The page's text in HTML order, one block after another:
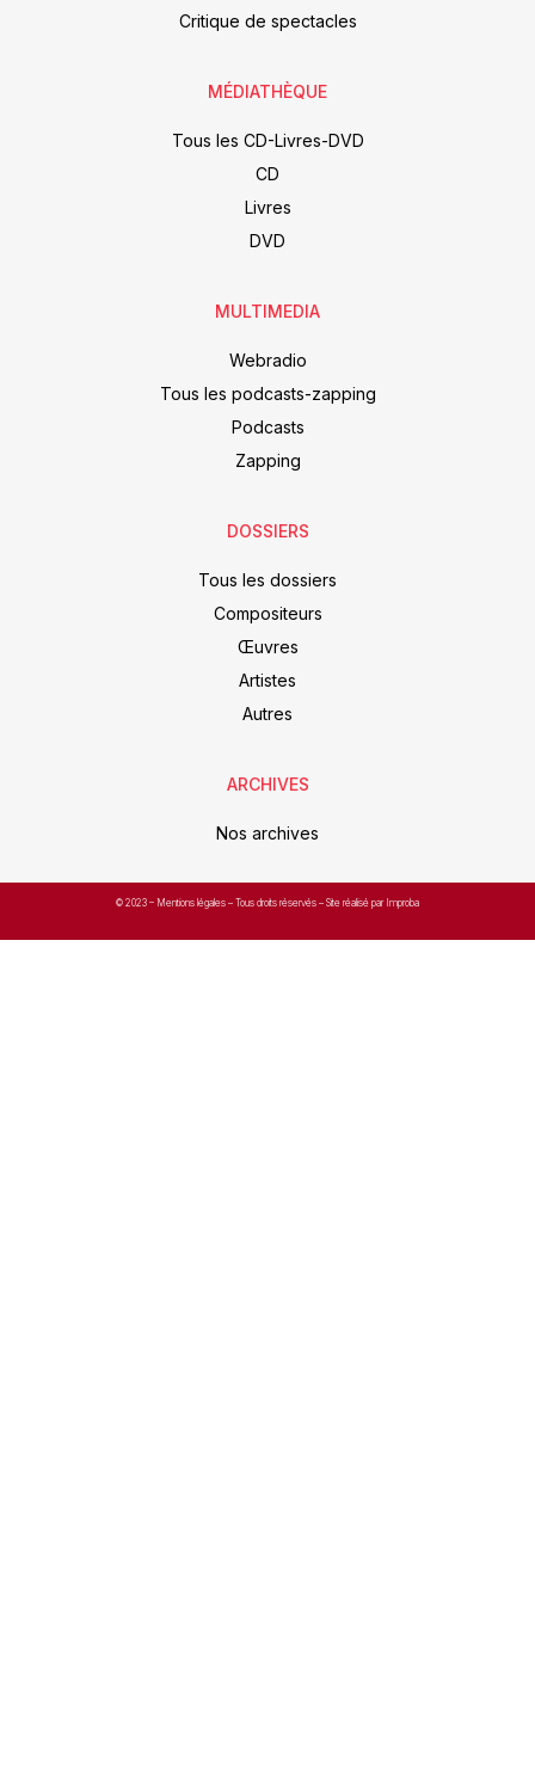
Critique de spectacles
MÉDIATHÈQUE
Tous les CD-Livres-DVD
CD
Livres
DVD
MULTIMEDIA
Webradio
Tous les podcasts-zapping
Podcasts
Zapping
DOSSIERS
Tous les dossiers
Compositeurs
Œuvres
Artistes
Autres
ARCHIVES
Nos archives
© 2023 – Mentions légales – Tous droits réservés – Site réalisé par Improba